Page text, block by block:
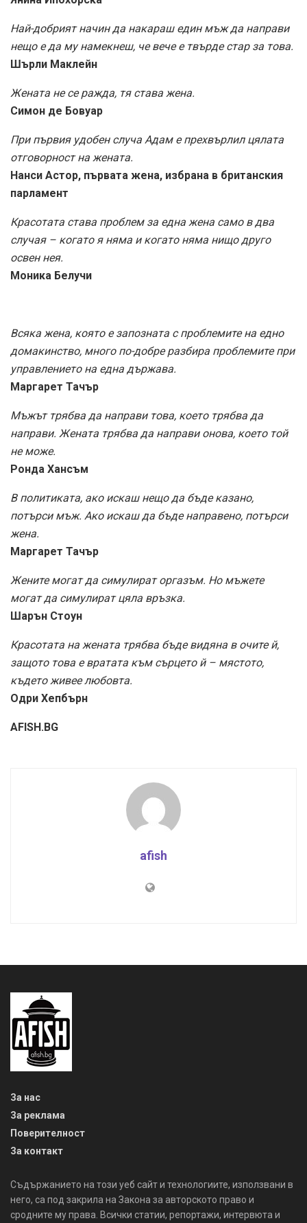
Най-добрият начин да накараш един мъж да направи
нещо е да му намекнеш, че вече е твърде стар за това.
Шърли Маклейн
Жената не се ражда, тя става жена.
Симон де Бовуар
При първия удобен случа Адам е прехвърлил цялата
отговорност на жената.
Нанси Астор, първата жена, избрана в британския
парламент
Красотата става проблем за една жена само в два
случая – когато я няма и когато няма нищо друго
освен нея.
Моника Белучи
Всяка жена, която е запозната с проблемите на едно
домакинство, много по-добре разбира проблемите при
управлението на една държава.
Маргарет Тачър
Мъжът трябва да направи това, което трябва да
направи. Жената трябва да направи онова, което той
не може.
Ронда Хансъм
В политиката, ако искаш нещо да бъде казано,
потърси мъж. Ако искаш да бъде направено, потърси
жена.
Маргарет Тачър
Жените могат да симулират оргазъм. Но мъжете
могат да симулират цяла връзка.
Шарън Стоун
Красотата на жената трябва бъде видяна в очите й,
защото това е вратата към сърцето й – мястото,
където живее любовта.
Одри Хепбърн
AFISH.BG
afish
За нас
За реклама
Поверителност
За контакт
Съдържанието на този уеб сайт и технологиите, използвани в
него, са под закрила на Закона за авторското право и
сродните му права. Всички статии, репортажи, интервюта и